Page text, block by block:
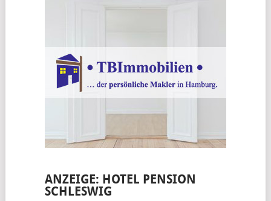
ANZEIGE: HOTEL PENSION
SCHLESWIG